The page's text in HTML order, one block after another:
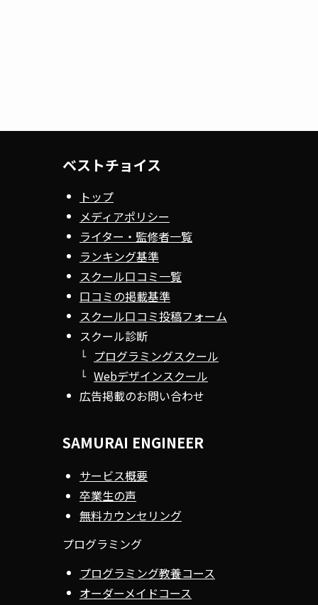
ベストチョイス
トップ
メディアポリシー
ライター・監修者一覧
ランキング基準
スクール口コミ一覧
口コミの掲載基準
スクール口コミ投稿フォーム
スクール診断
プログラミングスクール
Webデザインスクール
広告掲載のお問い合わせ
SAMURAI ENGINEER
サービス概要
卒業生の声
無料カウンセリング
プログラミング
プログラミング教養コース
オーダーメイドコース